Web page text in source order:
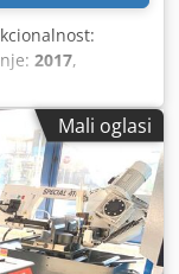
2017,
nožni pogon,
ZA BUŠENJE
stanju cCE.
bušenja po
Aowm
(bušača) od
mm 1365 x 665
rupe do
Mali oglasi